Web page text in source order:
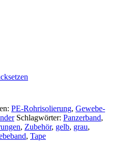
PE-Rohrisolierung, Gewebe-
Schlagwörter: Panzerband,
, Zubehör, gelb, grau,
, Tape